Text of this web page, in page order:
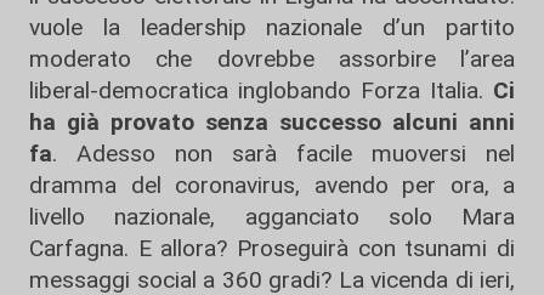
vuole la leadership nazionale d’un partito
moderato che dovrebbe assorbire l’area
liberal-democratica inglobando Forza Italia. Ci
ha già provato senza successo alcuni anni
fa. Adesso non sarà facile muoversi nel
dramma del coronavirus, avendo per ora, a
livello nazionale, agganciato solo Mara
Carfagna. E allora? Proseguirà con tsunami di
messaggi social a 360 gradi? La vicenda di ieri,